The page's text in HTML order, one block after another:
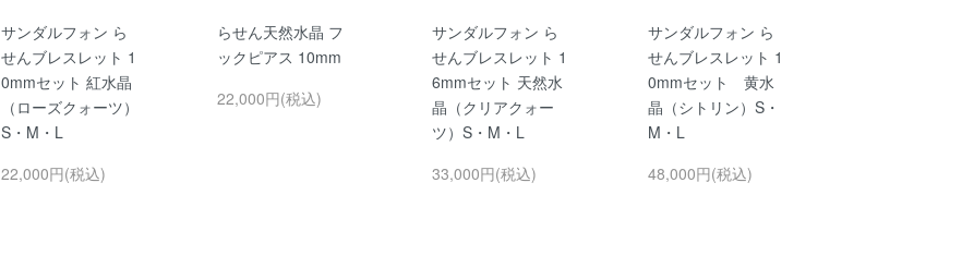
サンダルフォン ら
せんブレスレット 1
0mmセット 紅水晶
（ローズクォーツ）
S・M・L
22,000円(税込)
らせん天然水晶 フ
ックピアス 10mm
22,000円(税込)
サンダルフォン ら
せんブレスレット 1
6mmセット 天然水
晶（クリアクォー
ツ）S・M・L
33,000円(税込)
サンダルフォン ら
せんブレスレット 1
0mmセット 黄水
晶（シトリン）S・
M・L
48,000円(税込)